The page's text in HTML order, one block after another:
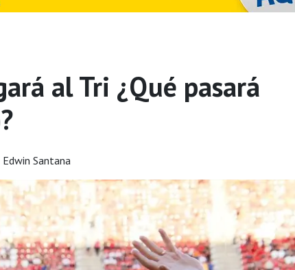
al Tri ¿Qué pasará
Edwin Santana